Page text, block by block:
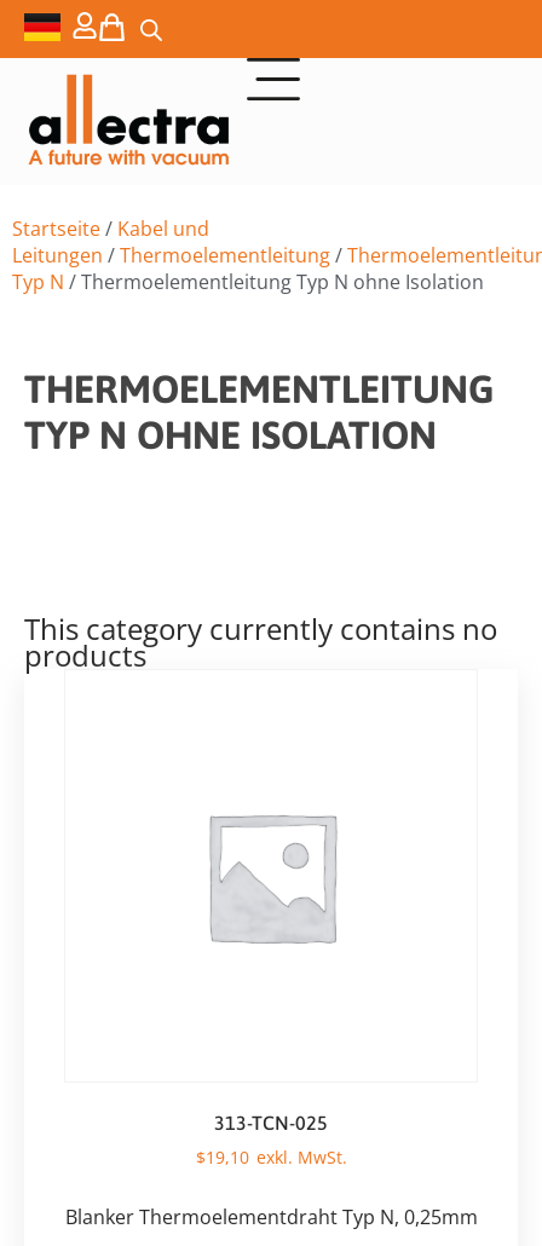
Startseite/ Kabel und
Leitungen /Thermoelementleitung/
Typ N / Thermoelementleitung Typ N ohne Isolation
THERMOELEMENTLEITUNG
TYP N OHNE ISOLATION
This category currently contains no
products
313-TCN-025
$19,10
Blanker Thermoelementdraht Typ N, 0,25mm